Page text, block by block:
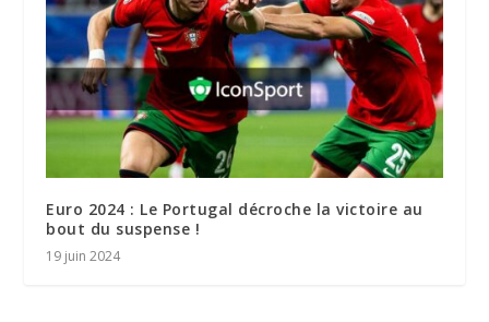
Euro 2024 : Le Portugal décroche la victoire au
bout du suspense !
19 juin 2024